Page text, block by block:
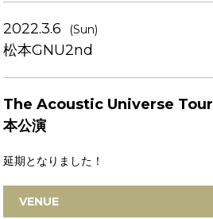
2022.3.6 (Sun)
松本GNU2nd
The Acoustic Universe Tour
本公演
延期となりました！
VENUE